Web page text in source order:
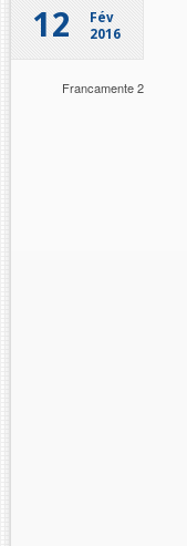
12
Fév
2016
Francamente 2